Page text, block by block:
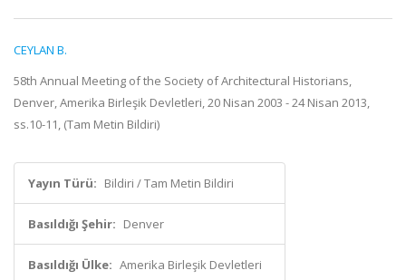
CEYLAN B.
58th Annual Meeting of the Society of Architectural Historians,
Denver, Amerika Birleşik Devletleri, 20 Nisan 2003 - 24 Nisan 2013,
ss.10-11, (Tam Metin Bildiri)
Yayın Türü: Bildiri / Tam Metin Bildiri
Basıldığı Şehir: Denver
Basıldığı Ülke: Amerika Birleşik Devletleri